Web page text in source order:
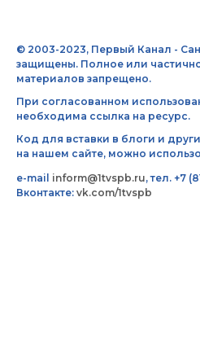
© 2003-2023, Первый Канал -
защищены. Полное или
материалов запрещено.
При согласованном
необходима ссылка на ресурс.
Код для вставки в блоги и
на нашем сайте, можно
e-mail inform@1tvspb.ru, тел. +7
Вконтакте: vk.com/1tvspb